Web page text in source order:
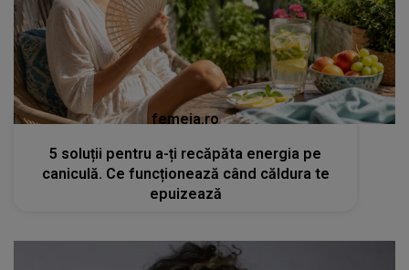
femeia.ro
5 soluții pentru a-ți recăpăta energia pe
caniculă. Ce funcționează când căldura te
epuizează